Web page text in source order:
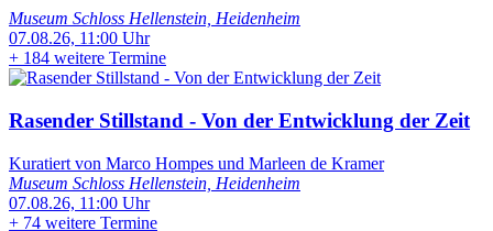
Museum Schloss Hellenstein, Heidenheim
07.08.26, 11:00 Uhr
+ 184 weitere Termine
Rasender Stillstand - Von der Entwicklung der Zeit
Kuratiert von Marco Hompes und Marleen de Kramer
Museum Schloss Hellenstein, Heidenheim
07.08.26, 11:00 Uhr
+ 74 weitere Termine